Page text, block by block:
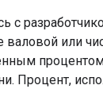
с
или
Процент,